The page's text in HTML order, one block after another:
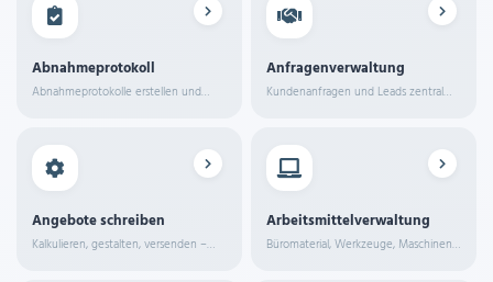
Abnahmeprotokoll
Abnahmeprotokolle erstellen und
Anfragenverwaltung
Kundenanfragen und Leads zentral
Angebote schreiben
Kalkulieren, gestalten, versenden –
Arbeitsmittelverwaltung
Büromaterial, Werkzeuge, Maschinen